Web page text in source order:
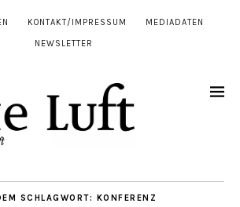
KONTAKT/IMPRESSUM MEDIADATEN
NEWSLETTER
SCHLAGWORT: KONFERENZ